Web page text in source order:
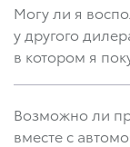
Могу ли я
у другого
в котором я
Возможно ли
вместе с